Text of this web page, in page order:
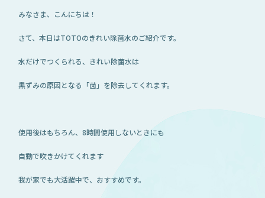
みなさま、こんにちは！
さて、本日はTOTOのきれい除菌水のご紹介です。
水だけでつくられる、きれい除菌水は
黒ずみの原因となる「菌」を除去してくれます。
使用後はもちろん、8時間使用しないときにも
自動で吹きかけてくれます
我が家でも大活躍中で、おすすめです。